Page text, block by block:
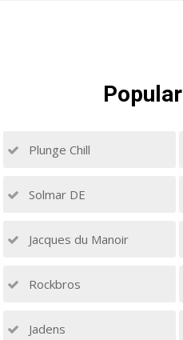
Popular
Plunge Chill
Solmar DE
Jacques du Manoir
Rockbros
Jadens